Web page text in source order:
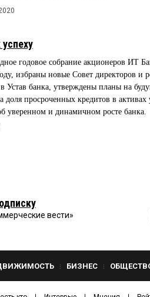
годовое собрание акционеров ИТ
избраны новые Совет директоров и
Устав банка, утверждены планы на
доля просроченных кредитов в активах
уверенном и динамичном росте банка.
вести»
БИЗНЕС